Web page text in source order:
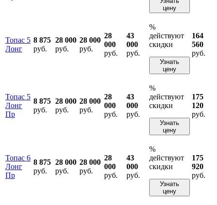
цену
Топас 5
Лонг
8 875
руб.
28 000
руб.
28 000
руб.
28
000
руб.
43
000
руб.
%
действуют
скидки
Узнать
цену
164
560
руб.
Топас 5
Лонг
Пр
8 875
руб.
28 000
руб.
28 000
руб.
28
000
руб.
43
000
руб.
%
действуют
скидки
Узнать
цену
175
120
руб.
Топас 6
Лонг
Пр
8 875
руб.
28 000
руб.
28 000
руб.
28
000
руб.
43
000
руб.
%
действуют
скидки
Узнать
цену
175
920
руб.